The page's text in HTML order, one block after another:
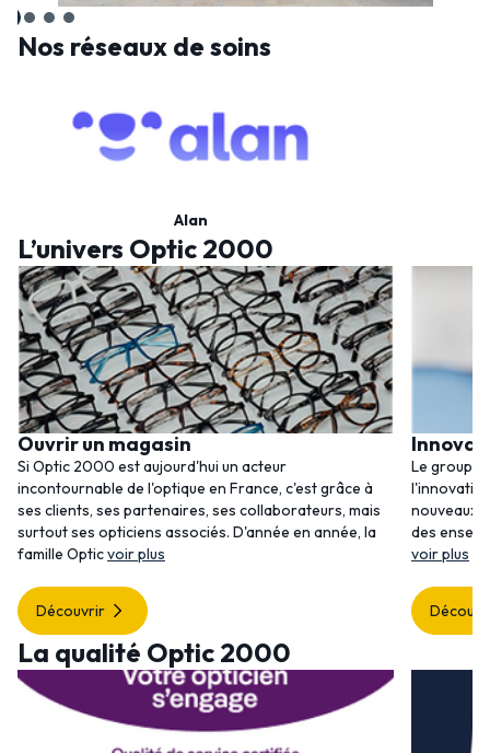
Nos réseaux de soins
Alan
L’univers Optic 2000
Ouvrir un magasin
Si Optic 2000 est aujourd'hui un acteur
incontournable de l'optique en France, c'est grâce à
ses clients, ses partenaires, ses collaborateurs, mais
surtout ses opticiens associés. D'année en année, la
famille Opticvoir plus
Découvrir
Le
nouveaux
des
voir plus
La qualité Optic 2000